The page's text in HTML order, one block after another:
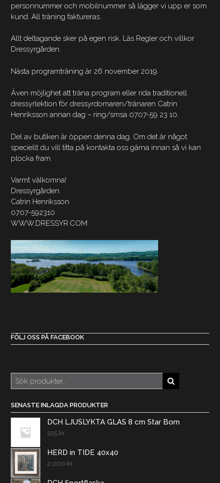
personnummer och mobilnummer så lägger vi upp er som
kund. All träning faktureras.
Allt deltagande sker på egen risk. Läs Regler och villkor
Dressyrgården.
Nästa programträning är 26 november 2019.
Även möjlighet att träna program eller rida traditionell
dressyrlektion för dressyrdomaren/tränaren Catrin
Henriksson annan dag – ring/smsa 0707-59 23 10.
Del av butiken är öppen denna dag. Om det är något
speciellt du vill titta på kontakta oss gärna innan så vi kan
plocka fram.
Varmt välkomna!
Dressyrgården
Catrin Henriksson
0707-592310
WWW.DRESSYR.COM
FÖLJ OSS PÅ FACEBOOK
Sök
efter:
SENASTE INLAGDA PRODUKTER
DCH LJUSLYKTA GLAS 8 cm Star Born
225 kr
HERD in TIDE 40x40
2.000 kr